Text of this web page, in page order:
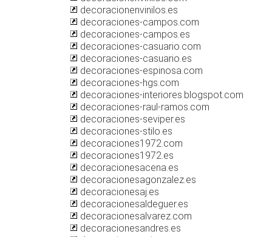
decoracionenvinilos.es
decoraciones-campos.com
decoraciones-campos.es
decoraciones-casuario.com
decoraciones-casuario.es
decoraciones-espinosa.com
decoraciones-hgs.com
decoraciones-interiores.blogspot.com
decoraciones-raul-ramos.com
decoraciones-seviper.es
decoraciones-stilo.es
decoraciones1972.com
decoraciones1972.es
decoracionesacena.es
decoracionesagonzalez.es
decoracionesaj.es
decoracionesaldeguer.es
decoracionesalvarez.com
decoracionesandres.es